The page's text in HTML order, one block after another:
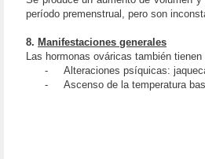
período premenstrual, pero son
8. Manifestaciones generales
Las hormonas ováricas también
-
Alteraciones psíquicas:
-
Ascenso de la temperatura